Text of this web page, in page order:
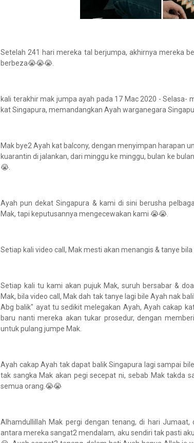
Setelah 241 hari mereka tal berjumpa, akhirnya mereka
berbeza😭😭😭.
kali terakhir mak jumpa ayah pada 17 Mac 2020 - Selasa-
kat Singapura, memandangkan Ayah warganegara
Mak bye2 Ayah kat balcony, dengan menyimpan harapan
kuarantin di jalankan, dari minggu ke minggu, bulan ke
😭.
Ayah pun dekat Singapura & kami di sini berusha
Mak, tapi keputusannya mengecewakan kami 😭😭.
Setiap kali video call, Mak mesti akan menangis & tanye
Setiap kali tu kami akan pujuk Mak, suruh bersabar &
Mak, bila video call, Mak dah tak tanye lagi bile Ayah nak
Abg balik" ayat tu sedikit melegakan Ayah, Ayah cakap
baru nanti mereka akan tukar prosedur, dengan
untuk pulang jumpe Mak.
Ayah cakap Ayah tak dapat balik Singapura lagi sampai
tak sangka Mak akan pegi secepat ni, sebab Mak takda
semua orang.😭😭
Alhamdullillah Mak pergi dengan tenang, di hari Jumaat,
antara mereka sangat2 mendalam, aku sendiri tak pasti